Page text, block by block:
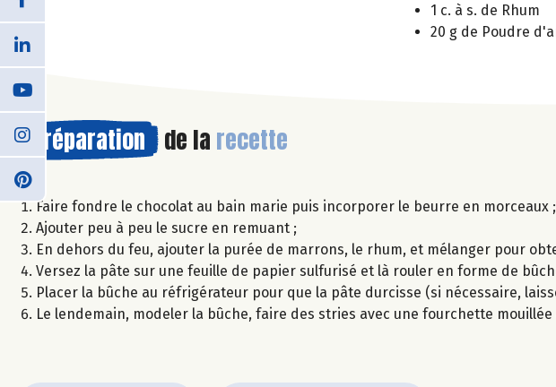
1 c. à s. de Rhum
20 g de Poudre
Préparation de la recette
Faire fondre le chocolat au bain marie puis incorporer le beurre en morceaux ;
Ajouter peu à peu le sucre en remuant ;
En dehors du feu, ajouter la purée de marrons, le rhum, et mélanger pour
Versez la pâte sur une feuille de papier sulfurisé et là rouler en forme de
Placer la bûche au réfrigérateur pour que la pâte durcisse (si nécessaire,
Le lendemain, modeler la bûche, faire des stries avec une fourchette mouillée